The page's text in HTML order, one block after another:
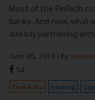
Most of the FinTech
banks. And now, what
already partnering
June 20, 2019 | By vanessa
54
Tech & Biz banking